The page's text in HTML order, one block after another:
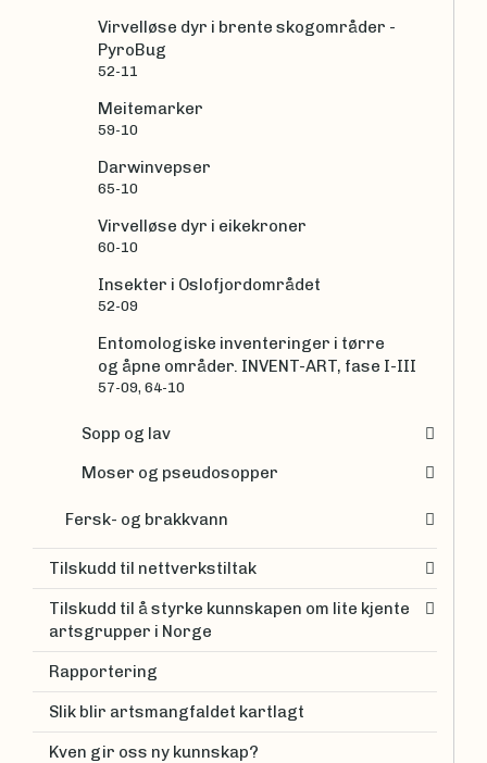
Virvelløse dyr i brente skogområder -
PyroBug
52-11
Meitemarker
59-10
Darwinvepser
65-10
Virvelløse dyr i eikekroner
60-10
Insekter i Oslofjordområdet
52-09
Entomologiske inventeringer i tørre
og åpne områder. INVENT-ART, fase I-III
57-09, 64-10
Sopp og lav
Moser og pseudosopper
Fersk- og brakkvann
Tilskudd til nettverkstiltak
Tilskudd til å styrke kunnskapen om lite kjente
artsgrupper i Norge
Rapportering
Slik blir artsmangfaldet kartlagt
Kven gir oss ny kunnskap?